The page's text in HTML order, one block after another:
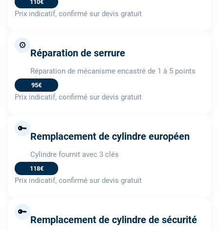
110€
Prix indicatif, confirmé sur devis gratuit
⚙️
Réparation de serrure
Réparation de mécanisme encastré de 1 à 5 points
95€
Prix indicatif, confirmé sur devis gratuit
🔑
Remplacement de cylindre européen
Cylindre fournit avec 3 clés
118€
Prix indicatif, confirmé sur devis gratuit
🔑
Remplacement de cylindre de sécurité